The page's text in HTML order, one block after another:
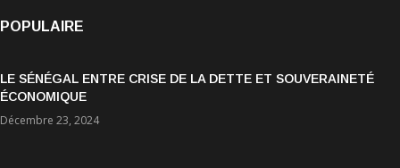
POPULAIRE
LE SÉNÉGAL ENTRE CRISE DE LA DETTE ET SOUVERAINETÉ
ÉCONOMIQUE
Décembre 23, 2024